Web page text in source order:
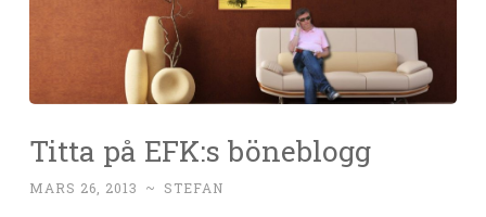
Titta på EFK:s böneblogg
MARS 26, 2013 ~ STEFAN